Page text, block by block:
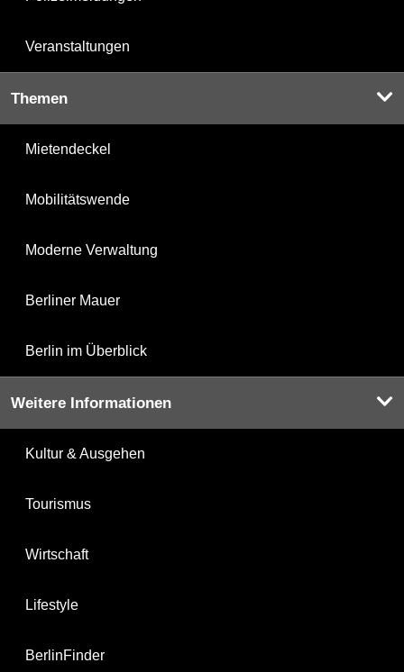
Veranstaltungen
Themen
Mietendeckel
Mobilitätswende
Moderne Verwaltung
Berliner Mauer
Berlin im Überblick
Weitere Informationen
Kultur & Ausgehen
Tourismus
Wirtschaft
Lifestyle
BerlinFinder